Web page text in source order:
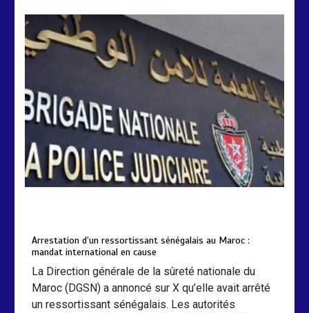
Arrestation d’un ressortissant
sénégalais au Maroc : mandat
international en cause
2 min 208
Arrestation d’un ressortissant sénégalais au Maroc :
mandat international en cause
La Direction générale de la sûreté nationale du
Maroc (DGSN) a annoncé sur X qu’elle avait arrêté
un ressortissant sénégalais. Les autorités